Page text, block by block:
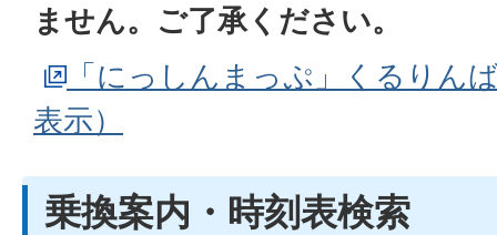
ません。ご了承ください。
「にっしんまっぷ」くるりん
表示）
乗換案内・時刻表検索